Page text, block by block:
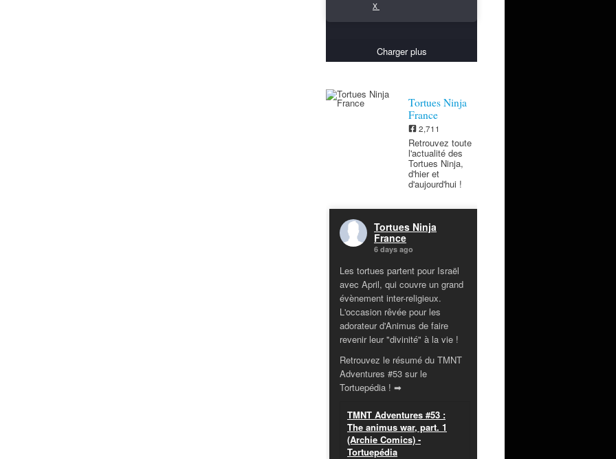
X
Charger plus
Tortues Ninja
France
2,711
Retrouvez toute
l'actualité des
Tortues Ninja,
d'hier et
d'aujourd'hui !
Tortues Ninja
France
6 days ago
Les tortues partent pour Israël
avec April, qui couvre un grand
évènement inter-religieux.
L'occasion rêvée pour les
adorateur d'Animus de faire
revenir leur "divinité" à la vie !
Retrouvez le résumé du TMNT
Adventures #53 sur le
Tortuepédia ! ➡
TMNT Adventures #53 :
The animus war, part. 1
(Archie Comics) -
Tortuepédia